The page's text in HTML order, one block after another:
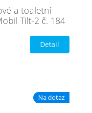
a toaletní
Tilt-2 č. 184
Detail
Na dotaz